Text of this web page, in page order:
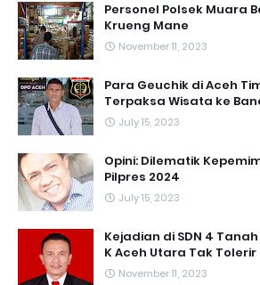
Personel Polsek Muara
Krueng Mane
November 11, 2023
Para Geuchik di Aceh
Terpaksa Wisata ke
July 15, 2023
Opini: Dilematik
Pilpres 2024
July 15, 2023
Kejadian di SDN 4
K Aceh Utara Tak
November 11, 2023